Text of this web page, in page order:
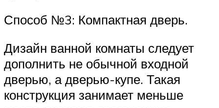
Способ №3: Компактная дверь.
Дизайн ванной комнаты следует
дополнить не обычной входной
дверью, а дверью-купе. Такая
конструкция занимает меньше